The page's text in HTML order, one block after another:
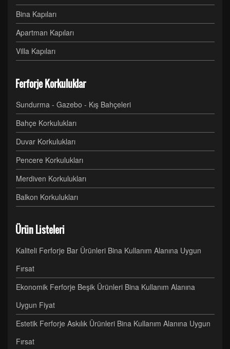
Bina Kapıları
Apartman Kapıları
Villa Kapıları
Ferforje Korkuluklar
Sundurma - Gazebo - Kış Bahçeleri
Bahçe Korkulukları
Duvar Korkulukları
Pencere Korkulukları
Merdiven Korkulukları
Balkon Korkulukları
Ürün Listeleri
Kaliteli Ferforje Bar Ürünleri Bina Kullanım Alanına Uygun
Fırsat
Ekonomik Ferforje Beşik Ürünleri Bina Kullanım Alanına
Uygun Fiyat
Estetik Ferforje Askılık Ürünleri Bina Kullanım Alanına Uygun
Fırsat